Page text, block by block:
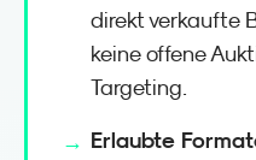
direkt verkaufte
keine offene
Targeting.
Erlaubte